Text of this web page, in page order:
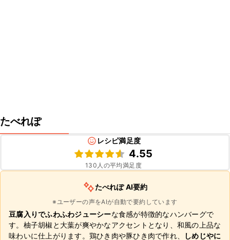
たべれぽ
レシピ満足度
4.55
130 人の平均満足度
たべれぽ AI要約
※ユーザーの声をAIが自動で要約しています
豆腐入りでふわふわジューシーな食感が特徴的なハンバーグで
す。柚子胡椒と大葉が爽やかなアクセントとなり、和風の上品な
味わいに仕上がります。鶏ひき肉や豚ひき肉で作れ、
しめじやに